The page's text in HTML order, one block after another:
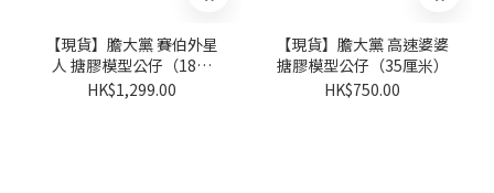
【現貨】膽大黨 賽伯外星
人 搪膠模型公仔（18厘
米）
HK$1,299.00
【現貨】膽大黨 高速婆婆
搪膠模型公仔（35厘米）
HK$750.00